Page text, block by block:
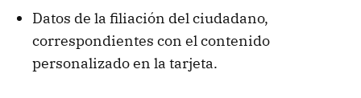
Datos de la filiación del ciudadano,
correspondientes con el contenido
personalizado en la tarjeta.